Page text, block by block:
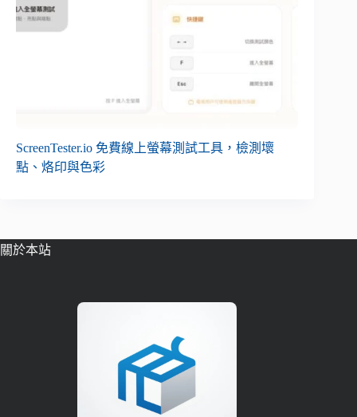
ScreenTester.io 免費線上螢幕測試工具，檢測壞
點、烙印與色彩
關於本站